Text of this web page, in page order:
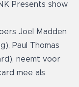
Presents show
Joel Madden
Paul Thomas
neemt voor
mee als